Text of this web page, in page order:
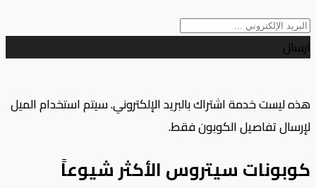
ارسال
هذه ليست خدمة اشتراك بالبريد الإلكتروني. سيتم استخدام الميل
لإرسال تفاصيل الكوبون فقط.
كوبونات سيتروس الأكثر شيوعاً